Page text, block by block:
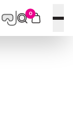
פתח תפריט
0